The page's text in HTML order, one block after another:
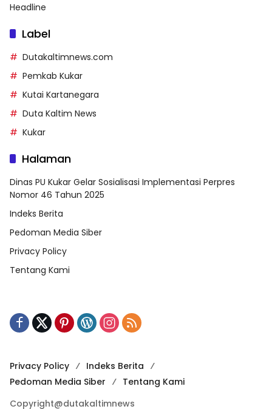
Headline
Label
Dutakaltimnews.com
Pemkab Kukar
Kutai Kartanegara
Duta Kaltim News
Kukar
Halaman
Dinas PU Kukar Gelar Sosialisasi Implementasi Perpres
Nomor 46 Tahun 2025
Indeks Berita
Pedoman Media Siber
Privacy Policy
Tentang Kami
Privacy Policy
Indeks Berita
Pedoman Media Siber
Tentang Kami
Copyright@dutakaltimnews